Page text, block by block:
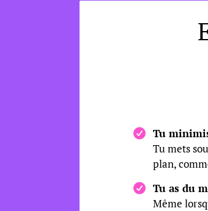
Tu
Tu mets
plan,
Tu as du
Même